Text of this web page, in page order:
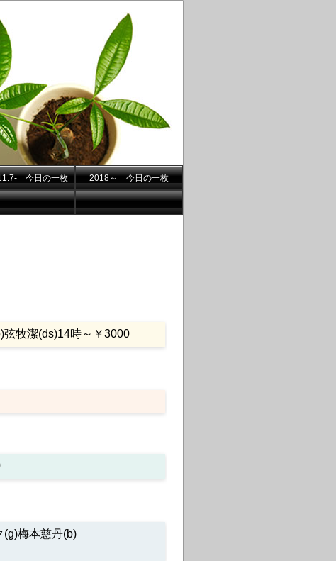
今日の一枚 2018～ 今日の一枚
牧潔(ds)14時～￥3000
(g)梅本慈丹(b)